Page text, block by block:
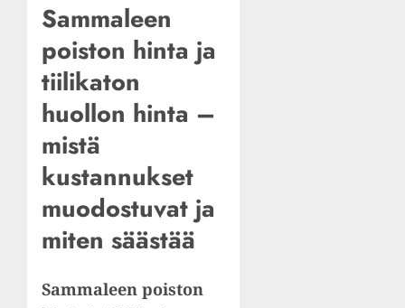
Sammaleen
poiston hinta ja
tiilikaton
huollon hinta –
mistä
kustannukset
muodostuvat ja
miten säästää
Sammaleen poiston